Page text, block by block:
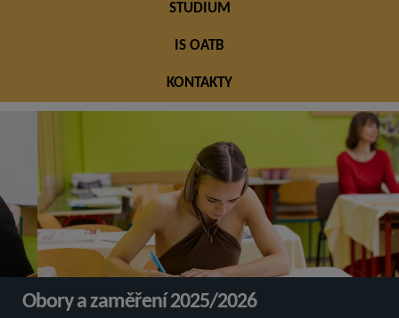
STUDIUM
IS OATB
KONTAKTY
Obory a zaměření 2025/2026